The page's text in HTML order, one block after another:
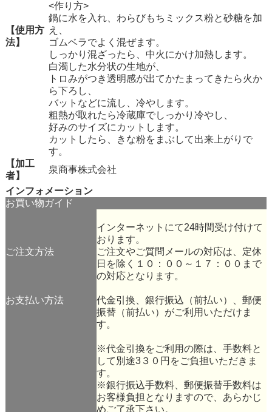
【使用方
法】
<作り方>
鍋に水を入れ、わらびもちミックス粉と砂糖を加
え、
ゴムベラでよく混ぜます。
しっかり混ざったら、中火にかけ加熱します。
白濁した水分状の生地が、
トロみがつき透明感が出てかたまってきたら火か
ら下ろし、
バットなどに流し、冷やします。
粗熱が取れたら冷蔵庫でしっかり冷やし、
好みのサイズにカットします。
カットしたら、きな粉をまぶして出来上がりで
す。
【加工
者】
泉商事株式会社
インフォメーション
お買い物ガイド
ご注文方法
インターネットにて24時間受け付けて
おります。
ご注文やご質問メールの対応は、定休
日を除く１０：００～１７：００まで
の対応となります。
お支払い方法
代金引換、銀行振込（前払い）、郵便
振替（前払い）がご利用いただけま
す。
※代金引換をご利用の際は、手数料と
して別途3３０円をご負担いただきま
す。
※銀行振込手数料、郵便振替手数料は
お客様負担となりますので、あらかじ
めご了承下さい。